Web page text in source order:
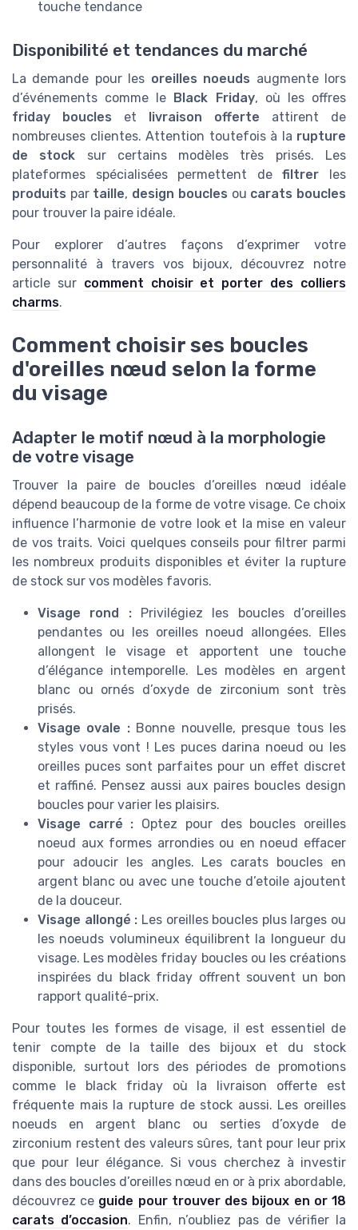
touche tendance
Disponibilité et tendances du marché
La demande pour les oreilles noeuds augmente lors
d’événements comme le Black Friday, où les offres
friday boucles et livraison offerte attirent de
nombreuses clientes. Attention toutefois à la rupture
de stock sur certains modèles très prisés. Les
plateformes spécialisées permettent defiltrer les
produits par taille, design boucles ou carats boucles
pour trouver la paire idéale.
Pour explorer d’autres façons d’exprimer votre
personnalité à travers vos bijoux, découvrez notre
article sur comment choisir et porter des colliers
charms.
Comment choisir ses boucles
d'oreilles nœud selon la forme
du visage
Adapter le motif nœud à la morphologie
de votre visage
Trouver la paire de boucles d’oreilles nœud idéale
dépend beaucoup de la forme de votre visage. Ce choix
influence l’harmonie de votre look et la mise en valeur
de vos traits. Voici quelques conseils pour filtrer parmi
les nombreux produits disponibles et éviter la rupture
de stock sur vos modèles favoris.
Visage rond :Privilégiez les boucles d’oreilles
pendantes ou les oreilles noeud allongées. Elles
allongent le visage et apportent une touche
d’élégance intemporelle. Les modèles en argent
blanc ou ornés d’oxyde de zirconium sont très
prisés.
Visage ovale :Bonne nouvelle, presque tous les
styles vous vont ! Les puces darina noeud ou les
oreilles puces sont parfaites pour un effet discret
et raffiné. Pensez aussi aux paires boucles design
boucles pour varier les plaisirs.
Visage carré : Optez pour des boucles oreilles
noeud aux formes arrondies ou en noeud effacer
pour adoucir les angles. Les carats boucles en
argent blanc ou avec une touche d’etoile ajoutent
de la douceur.
Visage allongé : Les oreilles boucles plus larges ou
les noeuds volumineux équilibrent la longueur du
visage. Les modèles friday boucles ou les créations
inspirées du black friday offrent souvent un bon
rapport qualité-prix.
Pour toutes les formes de visage, il est essentiel de
tenir compte de la taille des bijoux et du stock
disponible, surtout lors des périodes de promotions
comme le black friday où la livraison offerte est
fréquente mais la rupture de stock aussi. Les oreilles
noeuds en argent blanc ou serties d’oxyde de
zirconium restent des valeurs sûres, tant pour leur prix
que pour leur élégance. Si vous cherchez à investir
dans des boucles d’oreilles nœud en or à prix abordable,
découvrez ce guide pour trouver des bijoux en or 18
carats d’occasion. Enfin, n’oubliez pas de vérifier la